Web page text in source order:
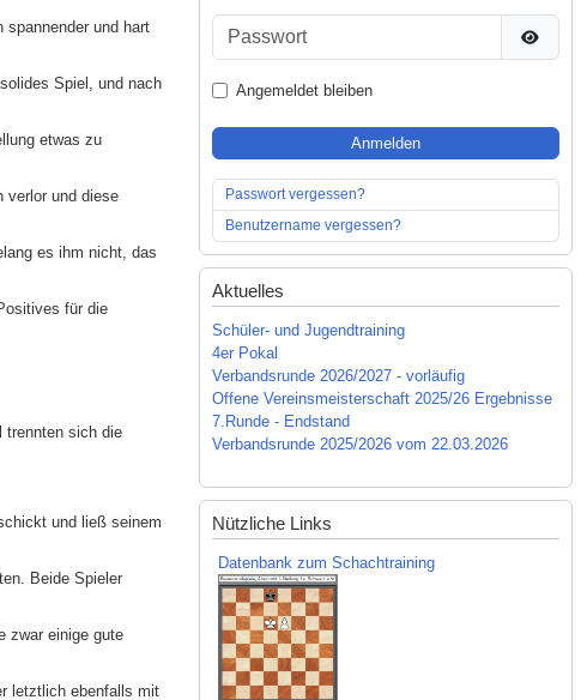
und hart
Spiel, und nach
etwas zu
verlor und diese
es ihm nicht, das
für die
trennten sich die
und ließ seinem
Beide Spieler
zwar einige gute
letztlich ebenfalls mit
Passwort
Angemeldet bleiben
Anmelden
Passwort vergessen?
Benutzername vergessen?
Aktuelles
Schüler- und Jugendtraining
4er Pokal
Verbandsrunde 2026/2027 - vorläufig
Offene Vereinsmeisterschaft 2025/26 Ergebnisse
7.Runde - Endstand
Verbandsrunde 2025/2026 vom 22.03.2026
Nützliche Links
Datenbank zum Schachtraining